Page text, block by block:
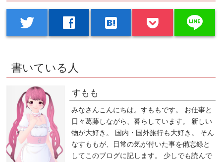
twitter facebook hatenabookmark line
書いている人
すもも
みなさんこんにちは。すももです。 お仕事と
日々葛藤しながら、暮らしています。 新しい
物が大好き。 国内・国外旅行も大好き。 そん
なすももが、日常の気が付いた事を備忘録と
してこのブログに記します。 少しでも読んで